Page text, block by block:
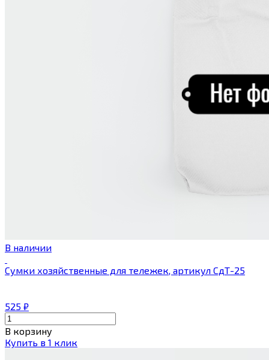
В наличии
Сумки хозяйственные для тележек, артикул СдТ-25
525 ₽
В корзину
Купить в 1 клик